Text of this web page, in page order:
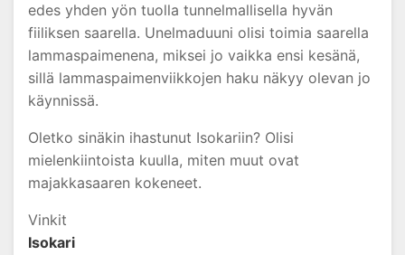
edes yhden yön tuolla tunnelmallisella hyvän
fiiliksen saarella. Unelmaduuni olisi toimia saarella
lammaspaimenena, miksei jo vaikka ensi kesänä,
sillä lammaspaimenviikkojen haku näkyy olevan jo
käynnissä.
Oletko sinäkin ihastunut Isokariin? Olisi
mielenkiintoista kuulla, miten muut ovat
majakkasaaren kokeneet.
Vinkit
Isokari